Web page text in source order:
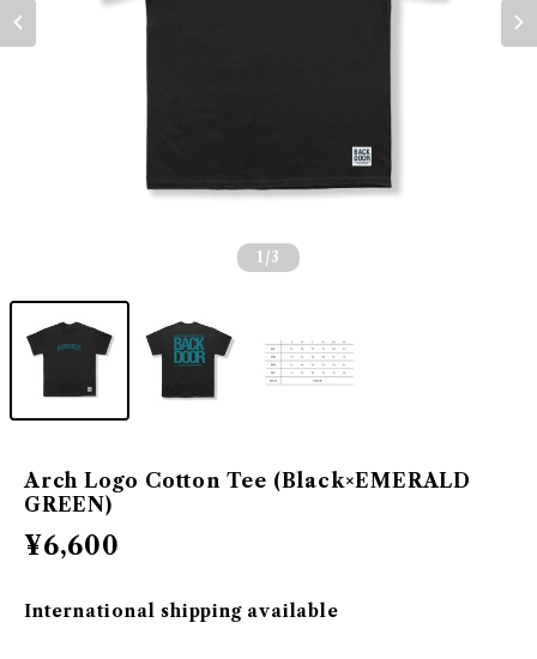
1 /3
Arch Logo Cotton Tee (Black×EMERALD
GREEN)
¥6,600
International shipping available